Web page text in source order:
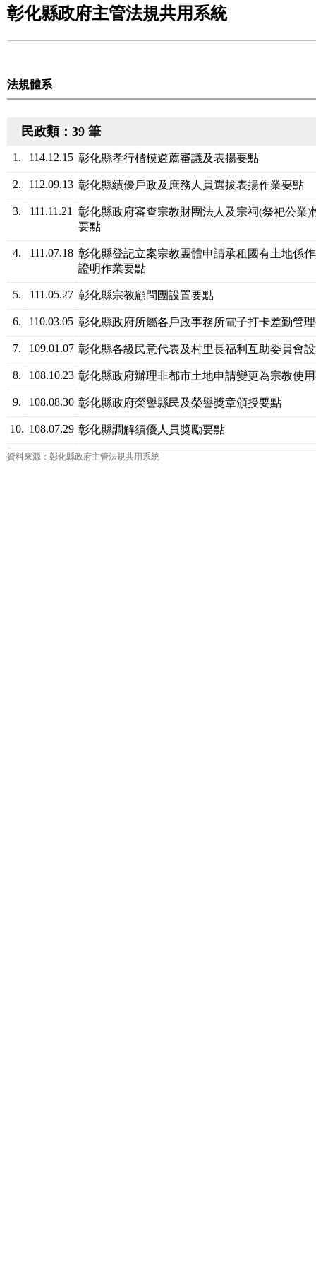
彰化縣政府主管法規共用系統
法規體系
民政類：39 筆
1. 114.12.15 彰化縣孝行楷模遴薦審議及表揚要點
2. 112.09.13 彰化縣績優戶政及庶務人員選拔表揚作業要點
3. 111.11.21
彰化縣政府審查宗教財團法人及宗祠(祭祀公業
要點
4. 111.07.18 彰化縣登記立案宗教團體申請承租國有土地係
證明作業要點
5. 111.05.27 彰化縣宗教顧問團設置要點
6. 110.03.05 彰化縣政府所屬各戶政事務所電子打卡差勤管
7. 109.01.07 彰化縣各級民意代表及村里長福利互助委員會
8. 108.10.23 彰化縣政府辦理非都市土地申請變更為宗教使
9. 108.08.30 彰化縣政府榮譽縣民及榮譽獎章頒授要點
10. 108.07.29 彰化縣調解績優人員獎勵要點
資料來源：彰化縣政府主管法規共用系統